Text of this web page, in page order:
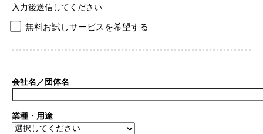
入力後送信してください
無料お試しサービスを希望する
会社名／団体名
業種・用途